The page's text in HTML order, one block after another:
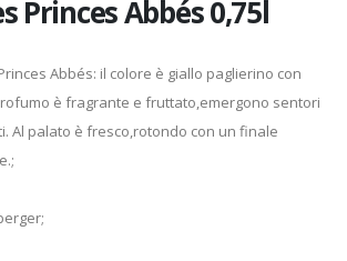
Princes Abbés 0,75l
Abbés: il colore è giallo paglierino con
è fragrante e fruttato,emergono sentori
Al palato è fresco,rotondo con un finale